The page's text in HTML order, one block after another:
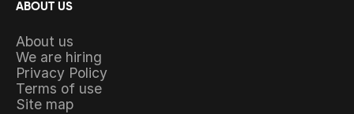
ABOUT US
About us
We are hiring
Privacy Policy
Terms of use
Site map